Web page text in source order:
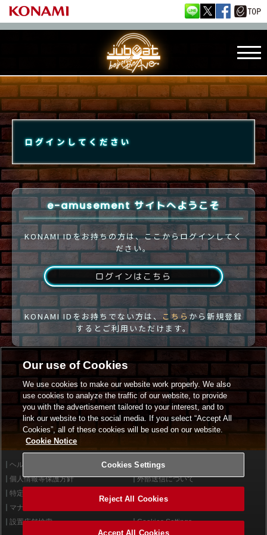
ログインしてください
e-amusement サイトへようこそ
KONAMI IDをお持ちの方は、ここからログインしてく
ださい。
ログインはこちら
KONAMI IDをお持ちでない方は、 こちらから新規登録
するとご利用いただけます。
ヘルプ
利用規約
個人情報等保護方針
外部送信について
特定商取引法に基づく表示
マナー＆ルール
設置店舗検索
Cookies Settings
Our use of Cookies
We use cookies to make our website work properly. We also
use cookies to analyze the traffic of our website, to provide
you with the advertisement tailored to your interest, and to
link our website to the social media. If you select “Accept All
Cookies”, all of these cookies will be used on our website.
Cookie Notice
Cookies Settings
Reject All Cookies
Accept All Cookies